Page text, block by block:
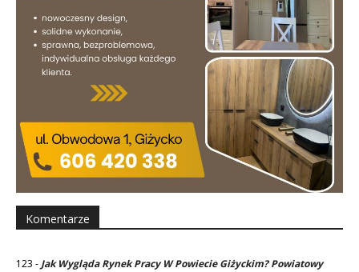
Komentarze
123 - Jak Wygląda Rynek Pracy W Powiecie Giżyckim? Powiatowy